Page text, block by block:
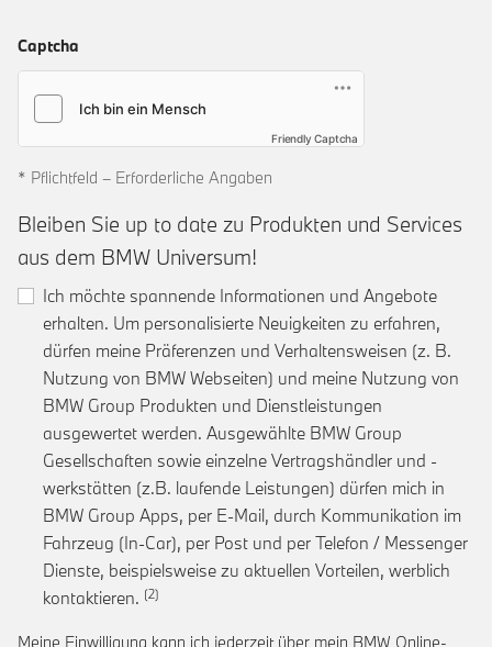
Captcha
Friendly Captcha
* Pflichtfeld – Erforderliche Angaben
Bleiben Sie up to date zu Produkten und Services
aus dem BMW Universum!
Ich möchte spannende Informationen und Angebote
erhalten. Um personalisierte Neuigkeiten zu erfahren,
dürfen meine Präferenzen und Verhaltensweisen (z. B.
Nutzung von BMW Webseiten) und meine Nutzung von
BMW Group Produkten und Dienstleistungen
ausgewertet werden. Ausgewählte BMW Group
Gesellschaften sowie einzelne Vertragshändler und -
werkstätten (z.B. laufende Leistungen) dürfen mich in
BMW Group Apps, per E-Mail, durch Kommunikation im
Fahrzeug (In-Car), per Post und per Telefon / Messenger
Dienste, beispielsweise zu aktuellen Vorteilen, werblich
kontaktieren. Link zur Fußnote: Einwilligung zur
Meine Einwilligung kann ich jederzeit über mein BMW Online-